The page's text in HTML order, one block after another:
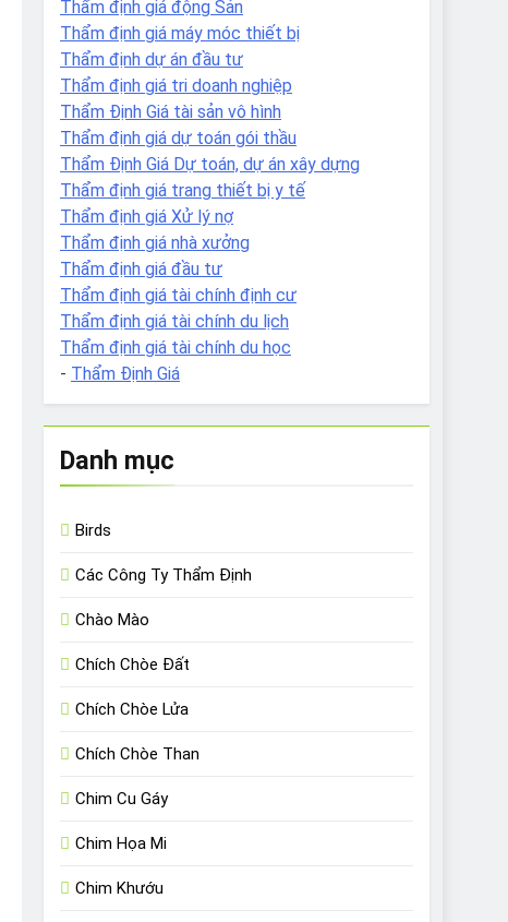
Thẩm định giá động Sản
Thẩm định giá máy móc thiết bị
Thẩm định dự án đầu tư
Thẩm định giá tri doanh nghiệp
Thẩm Định Giá tài sản vô hình
Thẩm định giá dự toán gói thầu
Thẩm Định Giá Dự toán, dự án xây dựng
Thẩm định giá trang thiết bị y tế
Thẩm định giá Xử lý nợ
Thẩm định giá nhà xưởng
Thẩm định giá đầu tư
Thẩm định giá tài chính định cư
Thẩm định giá tài chính du lịch
Thẩm định giá tài chính du học
- Thẩm Định Giá
Danh mục
Birds
Các Công Ty Thẩm Định
Chào Mào
Chích Chòe Đất
Chích Chòe Lửa
Chích Chòe Than
Chim Cu Gáy
Chim Họa Mi
Chim Khướu